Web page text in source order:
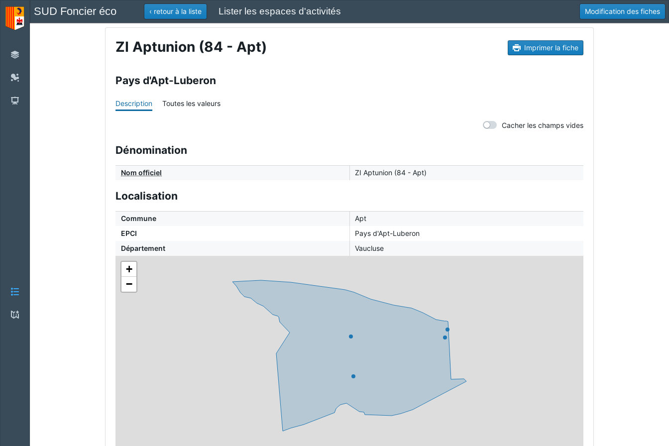
SUD Foncier éco ‹ retour à la liste Lister les espaces d'activités Modification des fiches
ZI Aptunion (84 - Apt) Imprimer la fiche
Pays d'Apt-Luberon
Description Toutes les valeurs
Cacher les champs vides
Dénomination
Nom officiel ZI Aptunion (84 - Apt)
Localisation
Commune
Apt
EPCI
Pays d'Apt-Luberon
Département
Vaucluse
+
−